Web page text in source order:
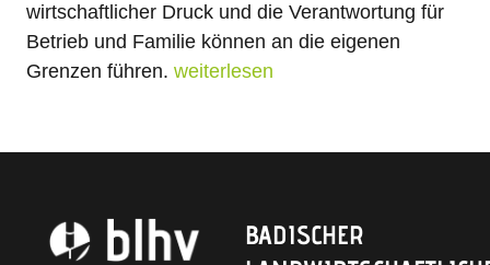
wirtschaftlicher Druck und die Verantwortung für
Betrieb und Familie können an die eigenen
Grenzen führen. weiterlesen
BADISCHER